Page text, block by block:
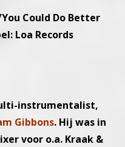
Could Do Better
Loa Records
instrumentalist,
Gibbons. Hij was in
voor o.a. Kraak &